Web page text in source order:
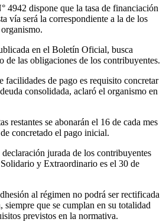
4942 dispone que la tasa de financiación
vía será la correspondiente a la de los
en el Boletín Oficial, busca
las obligaciones de los contribuyentes.
facilidades de pago es requisito concretar
consolidada, aclaró el organismo en
restantes se abonarán el 16 de cada mes
concretado el pago inicial.
jurada de los contribuyentes
y Extraordinario es el 30 de
al régimen no podrá ser rectificada
siempre que se cumplan en su totalidad
previstos en la normativa.